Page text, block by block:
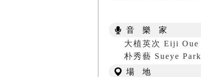
音 樂 家
大植英次 Eiji Oue
朴秀藝 Sueye Park
場 地